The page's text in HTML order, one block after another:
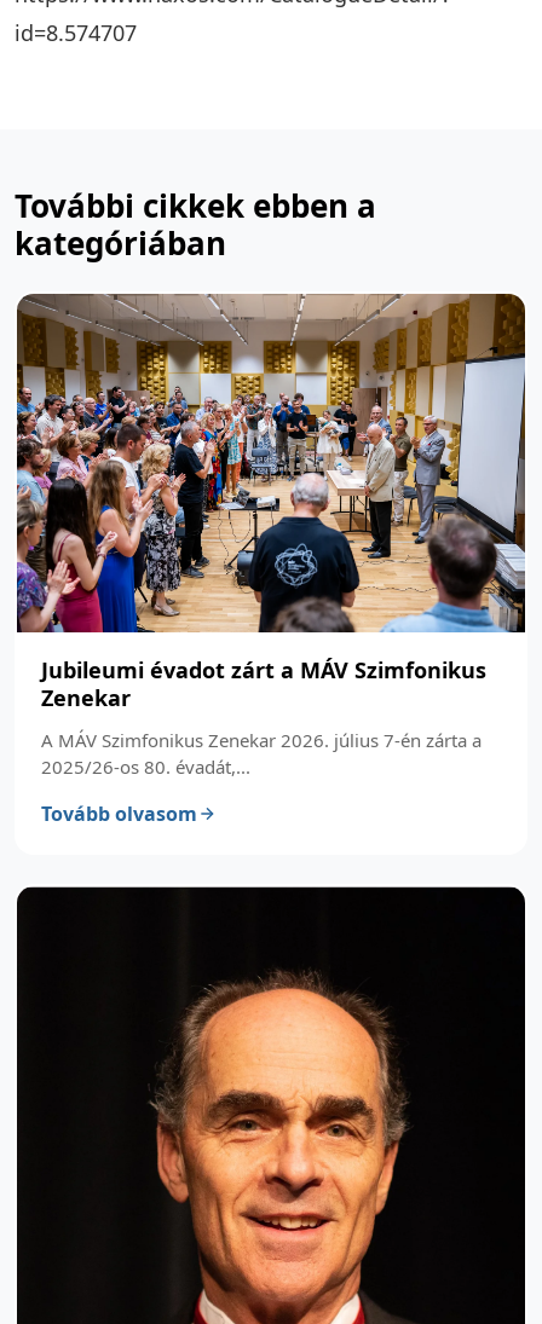
id=8.574707
További cikkek ebben a
kategóriában
Jubileumi évadot zárt a MÁV Szimfonikus
Zenekar
A MÁV Szimfonikus Zenekar 2026. július 7-én zárta a
2025/26-os 80. évadát,...
Tovább olvasom